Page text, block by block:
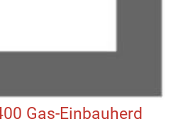
Gas-Einbauherd